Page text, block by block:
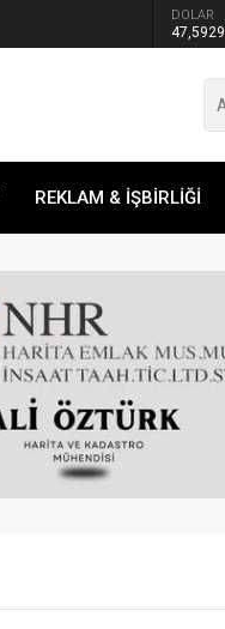
DOLAR
47,5929
REKLAM & İŞBİRLİĞİ